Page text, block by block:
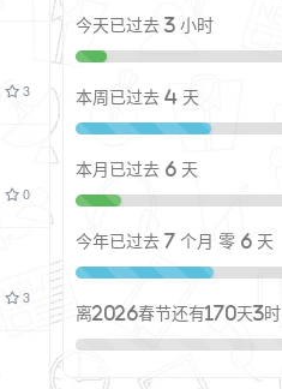
3
0
3
今天已过去 3 小时
本周已过去 4 天
本月已过去 6 天
今年已过去 7 个月 零 6 天
离2026春节还有170天3时